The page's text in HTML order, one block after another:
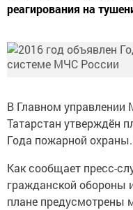
реагирования на
В Главном управлении
Татарстан утверждён
Года пожарной охраны.
Как сообщает пресс-
гражданской обороны
плане предусмотрены